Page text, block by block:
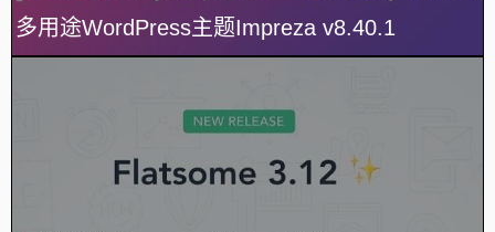
多用途WordPress主题Impreza v8.40.1